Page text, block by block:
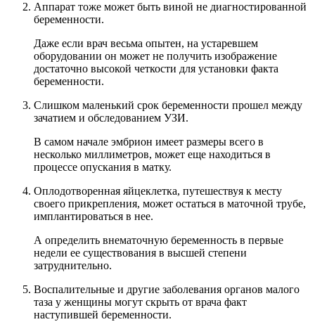
Аппарат тоже может быть виной не диагностированной
беременности.
Даже если врач весьма опытен, на устаревшем
оборудовании он может не получить изображение
достаточно высокой четкости для установки факта
беременности.
Слишком маленький срок беременности прошел между
зачатием и обследованием УЗИ.
В самом начале эмбрион имеет размеры всего в
несколько миллиметров, может еще находиться в
процессе опускания в матку.
Оплодотворенная яйцеклетка, путешествуя к месту
своего прикрепления, может остаться в маточной трубе,
имплантироваться в нее.
А определить внематочную беременность в первые
недели ее существования в высшей степени
затруднительно.
Воспалительные и другие заболевания органов малого
таза у женщины могут скрыть от врача факт
наступившей беременности.